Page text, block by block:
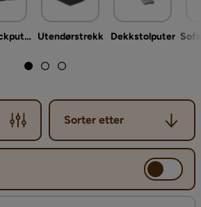
Hammockputer Utendørstrekk Dekkstolputer
Sorter etter
Sorter etter